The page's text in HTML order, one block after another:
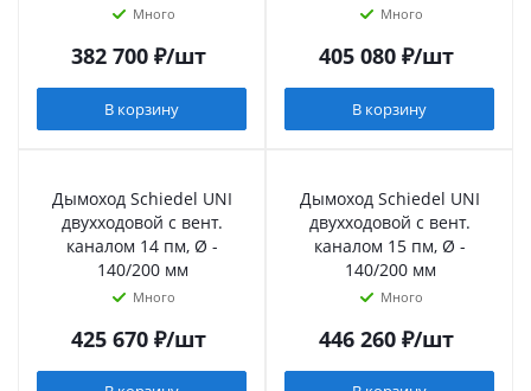
Много
382 700₽/шт
В корзину
Много
405 080₽/шт
В корзину
Дымоход Schiedel UNI
двухходовой с вент.
каналом 14 пм, Ø -
140/200 мм
Много
425 670₽/шт
Дымоход Schiedel UNI
двухходовой с вент.
каналом 15 пм, Ø -
140/200 мм
Много
446 260₽/шт